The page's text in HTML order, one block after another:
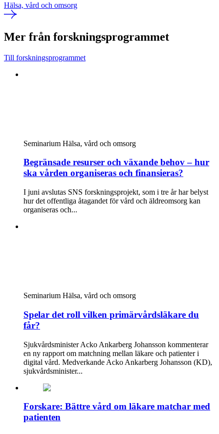
Hälsa, vård och omsorg
Mer från forskningsprogrammet
Till forskningsprogrammet
Seminarium Hälsa, vård och omsorg
Begränsade resurser och växande behov – hur
ska vården organiseras och finansieras?
I juni avslutas SNS forskningsprojekt, som i tre år har belyst
hur det offentliga åtagandet för vård och äldreomsorg kan
organiseras och...
Seminarium Hälsa, vård och omsorg
Spelar det roll vilken primärvårdsläkare du
får?
Sjukvårdsminister Acko Ankarberg Johansson kommenterar
en ny rapport om matchning mellan läkare och patienter i
digital vård. Medverkande Acko Ankarberg Johansson (KD),
sjukvårdsminister...
Forskare: Bättre vård om läkare matchar med
patienten